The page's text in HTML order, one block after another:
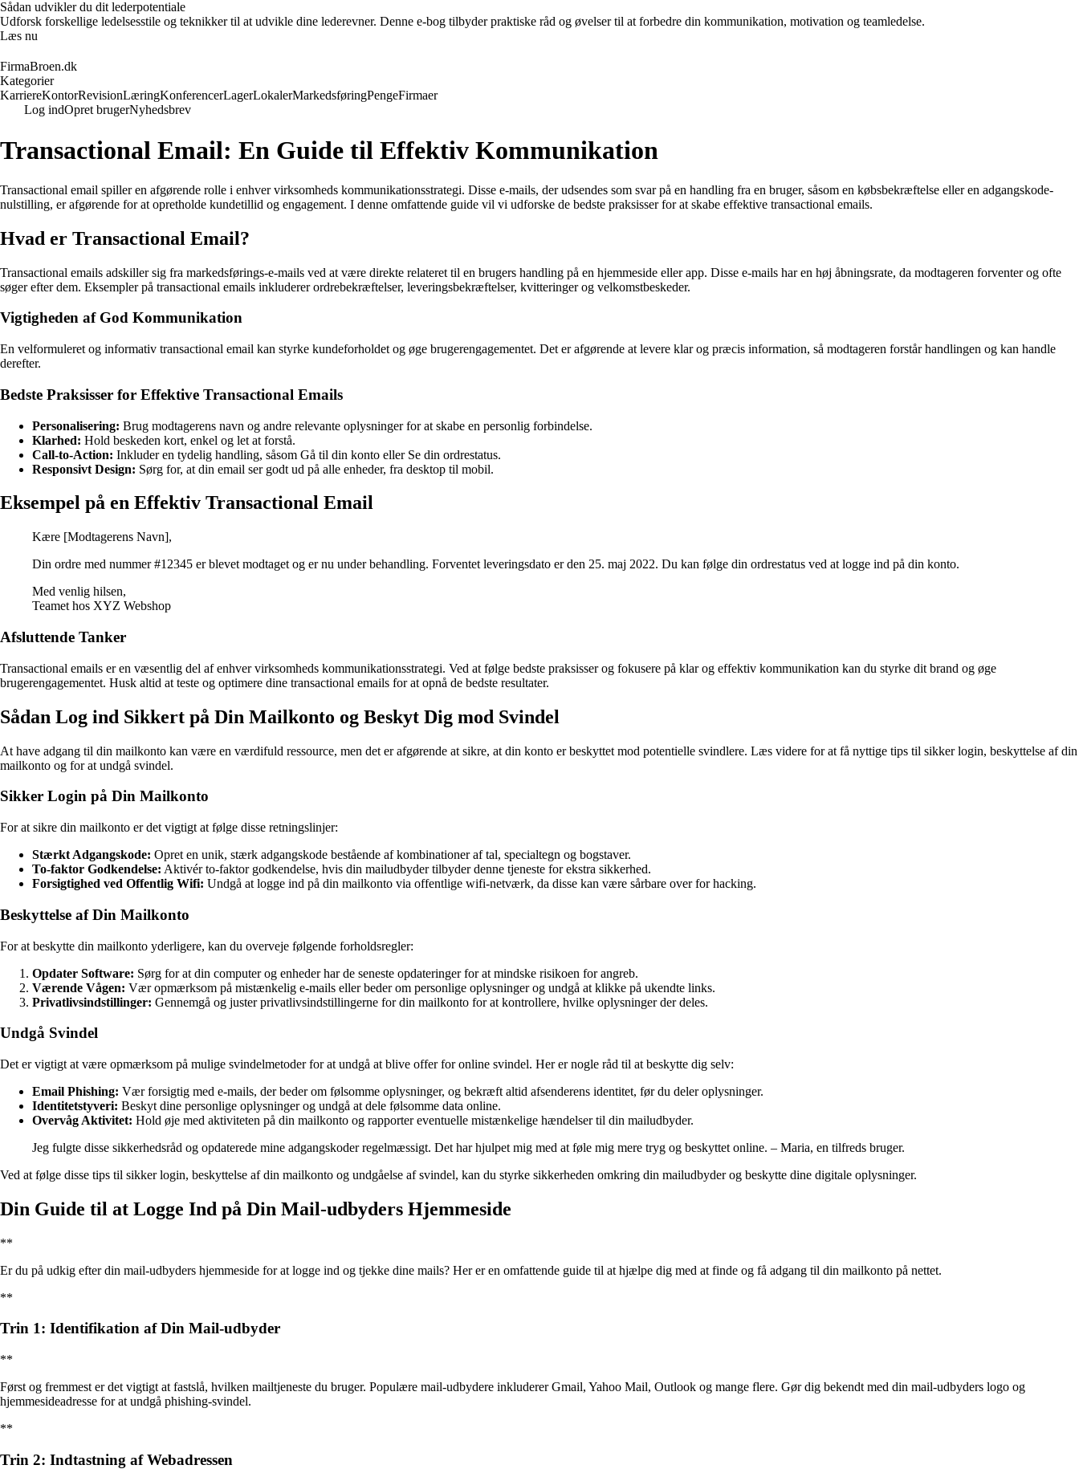
Sådan udvikler du dit lederpotentiale
Udforsk forskellige ledelsesstile og teknikker til at udvikle dine lederevner. Denne e-bog tilbyder praktiske råd og øvelser til at forbedre din kommunikation, motivation og teamledelse.
Læs nu
FirmaBroen.dk
Kategorier
KarriereKontorRevisionLæringKonferencerLagerLokalerMarkedsføringPengeFirmaer
Log indOpret brugerNyhedsbrev
Transactional Email: En Guide til Effektiv Kommunikation
Transactional email spiller en afgørende rolle i enhver virksomheds kommunikationsstrategi. Disse e-mails, der udsendes som svar på en handling fra en bruger, såsom en købsbekræftelse eller en adgangskode-
nulstilling, er afgørende for at opretholde kundetillid og engagement. I denne omfattende guide vil vi udforske de bedste praksisser for at skabe effektive transactional emails.
Hvad er Transactional Email?
Transactional emails adskiller sig fra markedsførings-e-mails ved at være direkte relateret til en brugers handling på en hjemmeside eller app. Disse e-mails har en høj åbningsrate, da modtageren forventer og ofte
søger efter dem. Eksempler på transactional emails inkluderer ordrebekræftelser, leveringsbekræftelser, kvitteringer og velkomstbeskeder.
Vigtigheden af God Kommunikation
En velformuleret og informativ transactional email kan styrke kundeforholdet og øge brugerengagementet. Det er afgørende at levere klar og præcis information, så modtageren forstår handlingen og kan handle
derefter.
Bedste Praksisser for Effektive Transactional Emails
Personalisering: Brug modtagerens navn og andre relevante oplysninger for at skabe en personlig forbindelse.
Klarhed: Hold beskeden kort, enkel og let at forstå.
Call-to-Action: Inkluder en tydelig handling, såsom Gå til din konto eller Se din ordrestatus.
Responsivt Design: Sørg for, at din email ser godt ud på alle enheder, fra desktop til mobil.
Eksempel på en Effektiv Transactional Email
Kære [Modtagerens Navn],
Din ordre med nummer #12345 er blevet modtaget og er nu under behandling. Forventet leveringsdato er den 25. maj 2022. Du kan følge din ordrestatus ved at logge ind på din konto.
Med venlig hilsen,
Teamet hos XYZ Webshop
Afsluttende Tanker
Transactional emails er en væsentlig del af enhver virksomheds kommunikationsstrategi. Ved at følge bedste praksisser og fokusere på klar og effektiv kommunikation kan du styrke dit brand og øge
brugerengagementet. Husk altid at teste og optimere dine transactional emails for at opnå de bedste resultater.
Sådan Log ind Sikkert på Din Mailkonto og Beskyt Dig mod Svindel
At have adgang til din mailkonto kan være en værdifuld ressource, men det er afgørende at sikre, at din konto er beskyttet mod potentielle svindlere. Læs videre for at få nyttige tips til sikker login, beskyttelse af din
mailkonto og for at undgå svindel.
Sikker Login på Din Mailkonto
For at sikre din mailkonto er det vigtigt at følge disse retningslinjer:
Stærkt Adgangskode: Opret en unik, stærk adgangskode bestående af kombinationer af tal, specialtegn og bogstaver.
To-faktor Godkendelse: Aktivér to-faktor godkendelse, hvis din mailudbyder tilbyder denne tjeneste for ekstra sikkerhed.
Forsigtighed ved Offentlig Wifi: Undgå at logge ind på din mailkonto via offentlige wifi-netværk, da disse kan være sårbare over for hacking.
Beskyttelse af Din Mailkonto
For at beskytte din mailkonto yderligere, kan du overveje følgende forholdsregler:
Opdater Software: Sørg for at din computer og enheder har de seneste opdateringer for at mindske risikoen for angreb.
Værende Vågen: Vær opmærksom på mistænkelig e-mails eller beder om personlige oplysninger og undgå at klikke på ukendte links.
Privatlivsindstillinger: Gennemgå og juster privatlivsindstillingerne for din mailkonto for at kontrollere, hvilke oplysninger der deles.
Undgå Svindel
Det er vigtigt at være opmærksom på mulige svindelmetoder for at undgå at blive offer for online svindel. Her er nogle råd til at beskytte dig selv:
Email Phishing: Vær forsigtig med e-mails, der beder om følsomme oplysninger, og bekræft altid afsenderens identitet, før du deler oplysninger.
Identitetstyveri: Beskyt dine personlige oplysninger og undgå at dele følsomme data online.
Overvåg Aktivitet: Hold øje med aktiviteten på din mailkonto og rapporter eventuelle mistænkelige hændelser til din mailudbyder.
Jeg fulgte disse sikkerhedsråd og opdaterede mine adgangskoder regelmæssigt. Det har hjulpet mig med at føle mig mere tryg og beskyttet online. – Maria, en tilfreds bruger.
Ved at følge disse tips til sikker login, beskyttelse af din mailkonto og undgåelse af svindel, kan du styrke sikkerheden omkring din mailudbyder og beskytte dine digitale oplysninger.
Din Guide til at Logge Ind på Din Mail-udbyders Hjemmeside
**
Er du på udkig efter din mail-udbyders hjemmeside for at logge ind og tjekke dine mails? Her er en omfattende guide til at hjælpe dig med at finde og få adgang til din mailkonto på nettet.
**
Trin 1: Identifikation af Din Mail-udbyder
**
Først og fremmest er det vigtigt at fastslå, hvilken mailtjeneste du bruger. Populære mail-udbydere inkluderer Gmail, Yahoo Mail, Outlook og mange flere. Gør dig bekendt med din mail-udbyders logo og
hjemmesideadresse for at undgå phishing-svindel.
**
Trin 2: Indtastning af Webadressen